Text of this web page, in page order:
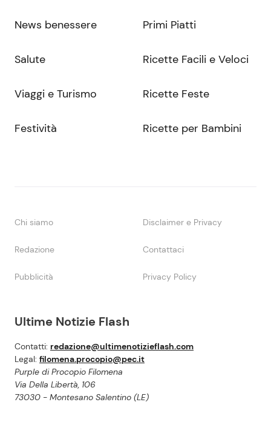
Ultime Notizie Flash
Contatti: redazione@ultimenotizieflash.com
Legal: filomena.procopio@pec.it
Purple di Procopio Filomena
Via Della Libertà, 106
73030 - Montesano Salentino (LE)
News benessere
Salute
Viaggi e Turismo
Festività
Primi Piatti
Ricette Facili e Veloci
Ricette Feste
Ricette per Bambini
Chi siamo Disclaimer e Privacy
Redazione Contattaci
Pubblicità Privacy Policy